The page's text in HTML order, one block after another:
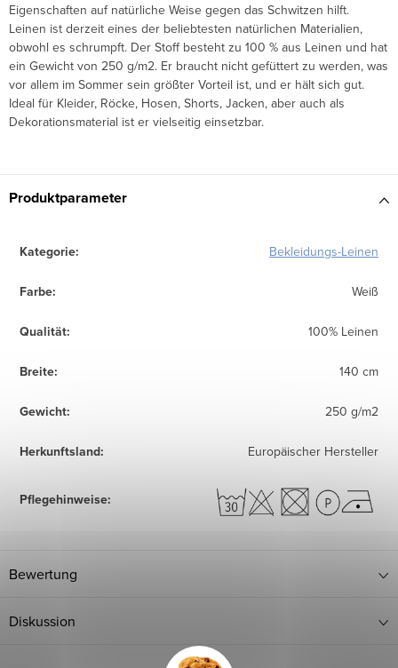
Eigenschaften auf natürliche Weise gegen das Schwitzen hilft.
Leinen ist derzeit eines der beliebtesten natürlichen Materialien,
obwohl es schrumpft. Der Stoff besteht zu 100 % aus Leinen und hat
ein Gewicht von 250 g/m2. Er braucht nicht gefüttert zu werden, was
vor allem im Sommer sein größter Vorteil ist, und er hält sich gut.
Ideal für Kleider, Röcke, Hosen, Shorts, Jacken, aber auch als
Dekorationsmaterial ist er vielseitig einsetzbar.
Produktparameter
Kategorie: Bekleidungs-Leinen
Farbe: Weiß
Qualität: 100% Leinen
Breite: 140 cm
Gewicht: 250 g/m2
Herkunftsland: Europäischer Hersteller
Pflegehinweise:
Bewertung
Diskussion